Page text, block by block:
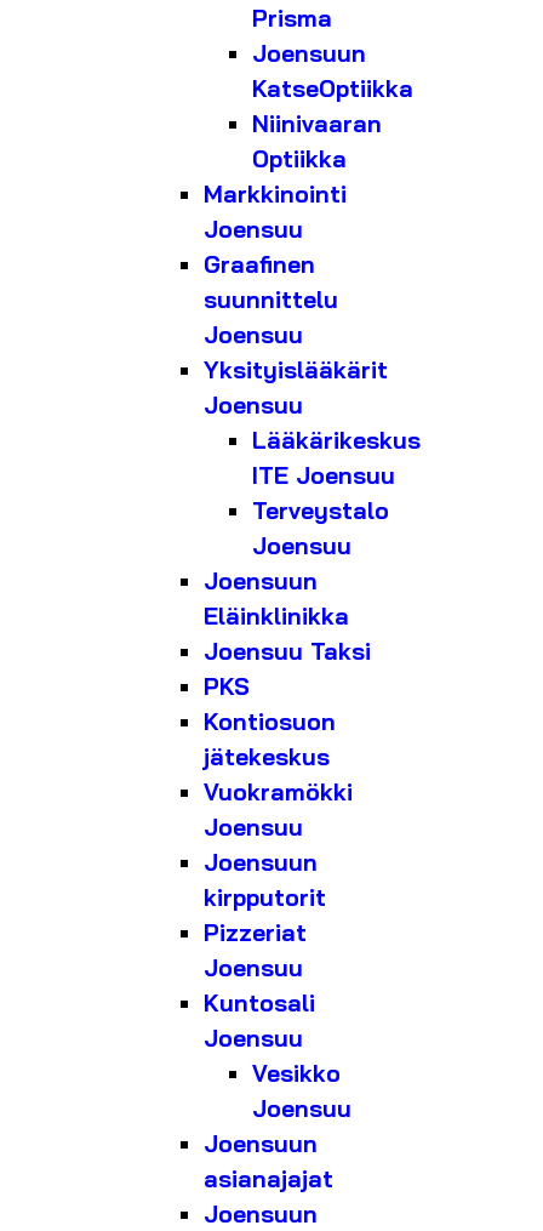
Prisma
Joensuun
KatseOptiikka
Niinivaaran
Optiikka
Markkinointi
Joensuu
Graafinen
suunnittelu
Joensuu
Yksityislääkärit
Joensuu
Lääkärikeskus
ITE Joensuu
Terveystalo
Joensuu
Joensuun
Eläinklinikka
Joensuu Taksi
PKS
Kontiosuon
jätekeskus
Vuokramökki
Joensuu
Joensuun
kirpputorit
Pizzeriat
Joensuu
Kuntosali
Joensuu
Vesikko
Joensuu
Joensuun
asianajajat
Joensuun